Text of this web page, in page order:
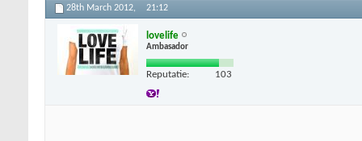
28th March 2012, 21:12
lovelife
Ambasador
Reputatie: 103